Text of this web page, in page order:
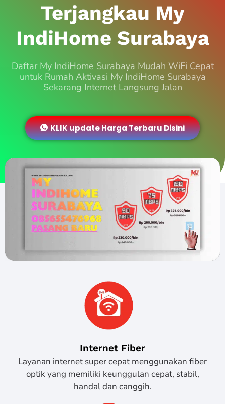
Terjangkau My
IndiHome Surabaya
Daftar My IndiHome Surabaya Mudah WiFi Cepat
untuk Rumah Aktivasi My IndiHome Surabaya
Sekarang Internet Langsung Jalan
KLIK update Harga Terbaru Disini
Internet Fiber
Layanan internet super cepat menggunakan fiber
optik yang memiliki keunggulan cepat, stabil,
handal dan canggih.